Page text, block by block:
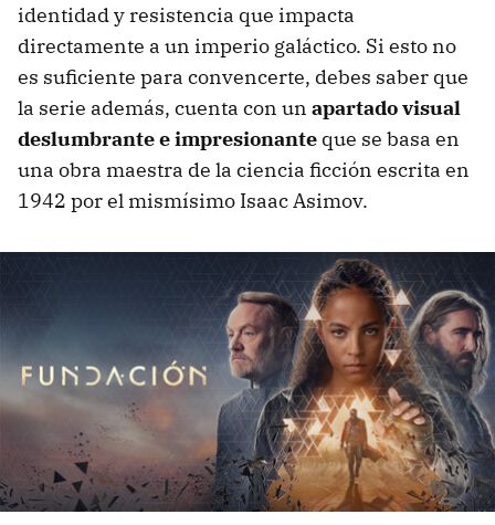
identidad y resistencia que impacta
directamente a un imperio galáctico. Si esto no
es suficiente para convencerte, debes saber que
la serie además, cuenta con un apartado visual
deslumbrante e impresionante que se basa en
una obra maestra de la ciencia ficción escrita en
1942 por el mismísimo Isaac Asimov.